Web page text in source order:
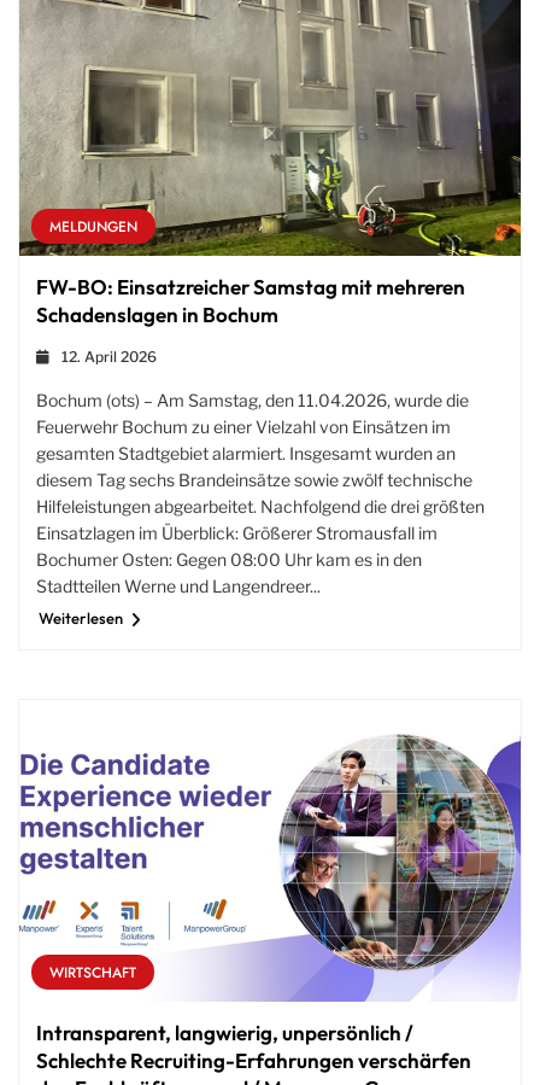
MELDUNGEN
FW-BO: Einsatzreicher Samstag mit mehreren
Schadenslagen in Bochum
12. April 2026
Bochum (ots) – Am Samstag, den 11.04.2026, wurde die
Feuerwehr Bochum zu einer Vielzahl von Einsätzen im
gesamten Stadtgebiet alarmiert. Insgesamt wurden an
diesem Tag sechs Brandeinsätze sowie zwölf technische
Hilfeleistungen abgearbeitet. Nachfolgend die drei größten
Einsatzlagen im Überblick: Größerer Stromausfall im
Bochumer Osten: Gegen 08:00 Uhr kam es in den
Stadtteilen Werne und Langendreer...
Weiterlesen
WIRTSCHAFT
Intransparent, langwierig, unpersönlich /
Schlechte Recruiting-Erfahrungen verschärfen